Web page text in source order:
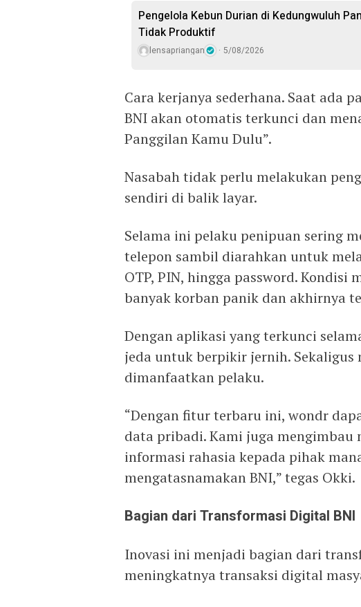
Pengelola Kebun Durian di Kedungwuluh
Tidak Produktif ‎
lensapriangan 5/08/2026
‎Cara kerjanya sederhana. Saat ada
BNI akan otomatis terkunci dan
Panggilan Kamu Dulu”.
‎Nasabah tidak perlu melakukan
sendiri di balik layar.
‎Selama ini pelaku penipuan sering
telepon sambil diarahkan untuk
OTP, PIN, hingga password. Kondisi
banyak korban panik dan akhirnya
‎Dengan aplikasi yang terkunci
jeda untuk berpikir jernih. Sekaligus
dimanfaatkan pelaku.
‎“Dengan fitur terbaru ini, wondr
data pribadi. Kami juga
informasi rahasia kepada pihak
mengatasnamakan BNI,” tegas Okki.
Bagian dari Transformasi Digital BNI
‎Inovasi ini menjadi bagian dari
meningkatnya transaksi digital